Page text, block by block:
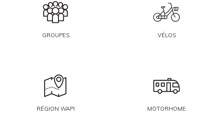
GROUPES VÉLOS
RÉGION WAPI MOTORHOME